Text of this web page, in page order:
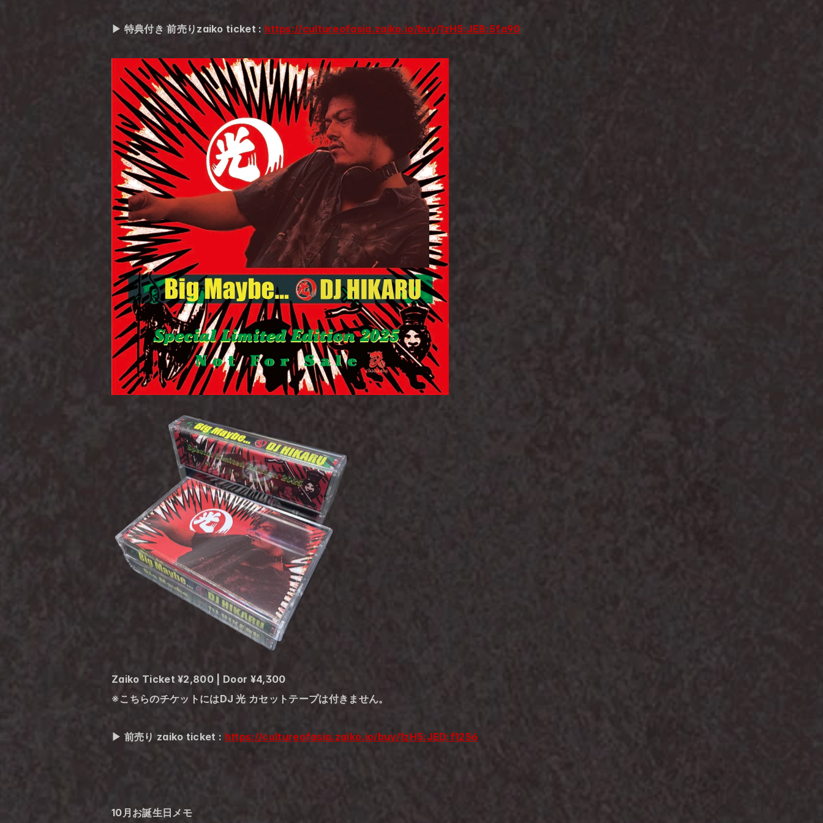
▶︎ 特典付き 前売りzaiko ticket : https://cultureofasia.zaiko.io/buy/1zH5:JEB:5fa90
Zaiko Ticket ¥2,800 | Door ¥4,300
※こちらのチケットにはDJ 光 カセットテープは付きません。
▶︎ 前売り zaiko ticket : https://cultureofasia.zaiko.io/buy/1zH5:JED:f1256
10月お誕生日メモ